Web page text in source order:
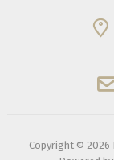
Copyright © 2026